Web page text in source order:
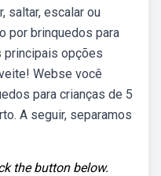
saltar, escalar ou
por brinquedos para
principais opções
Webse você
para crianças de 5
A seguir, separamos
the button below.